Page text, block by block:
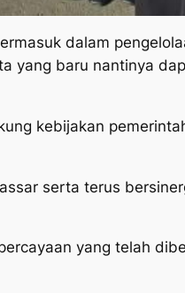
dalam
yang baru nantinya
kebijakan
serta terus
yang telah